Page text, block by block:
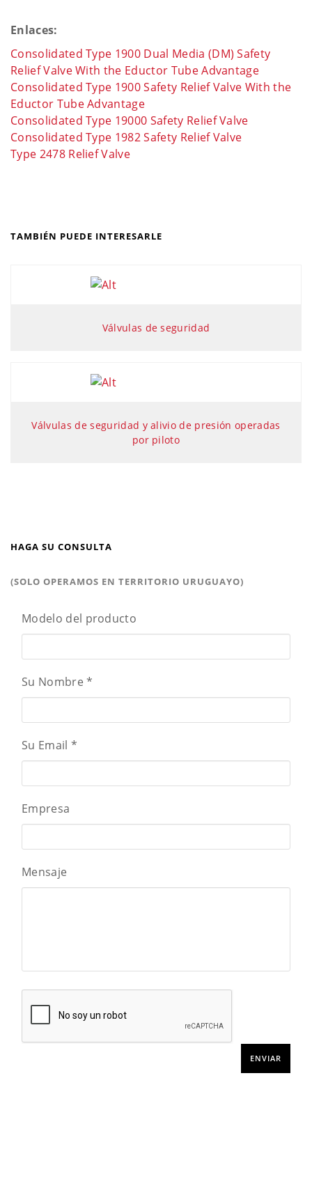
Enlaces:
Consolidated Type 1900 Dual Media (DM) Safety
Relief Valve With the Eductor Tube Advantage
Consolidated Type 1900 Safety Relief Valve With the
Eductor Tube Advantage
Consolidated Type 19000 Safety Relief Valve
Consolidated Type 1982 Safety Relief Valve
Type 2478 Relief Valve
TAMBIÉN PUEDE INTERESARLE
Válvulas de seguridad
Válvulas de seguridad y alivio de presión operadas
por piloto
HAGA SU CONSULTA
(SOLO OPERAMOS EN TERRITORIO URUGUAYO)
Modelo del producto
Su Nombre*
Su Email *
Empresa
Mensaje